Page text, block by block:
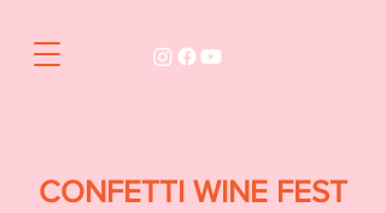
CONFETTI WINE FEST